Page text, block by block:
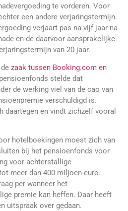
te vorderen. Voor
een andere verjaringstermijn.
verjaart pas na vijf jaar na
en de daarvoor aansprakelijke
van 20 jaar.
zaak tussen Booking.com en
stelde dat
de werking viel van de cao van
verschuldigd is.
daartegen en vindt zichzelf vooral
hotelboekingen moest zich van
bij het pensioenfonds voor
voor achterstallige
meer dan 400 miljoen euro.
per wanneer het
premie kan heffen. Daar heeft
uitspraak over gedaan.